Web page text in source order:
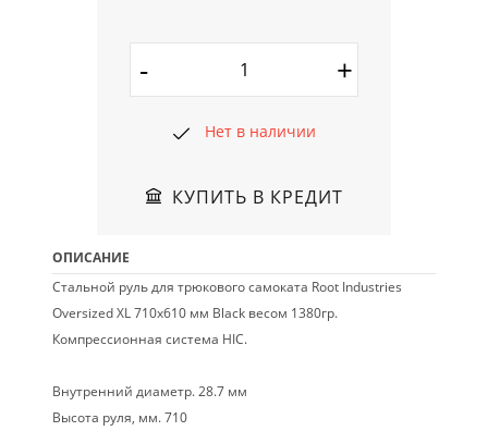
- +
Нет в наличии
КУПИТЬ В КРЕДИТ
ОПИСАНИЕ
Стальной руль для трюкового самоката Root Industries
Oversized XL 710x610 мм Black весом 1380гр.
Компрессионная система HIC.
Внутренний диаметр. 28.7 мм
Высота руля, мм. 710